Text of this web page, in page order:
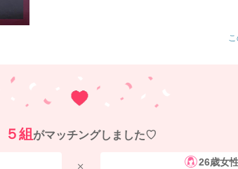
５組 がマッチングしました♡
26歳女